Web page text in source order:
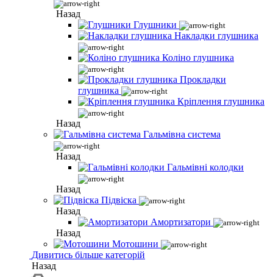
Назад
Глушники
Накладки глушника
Коліно глушника
Прокладки
глушника
Кріплення глушника
Назад
Гальмівна система
Назад
Гальмівні колодки
Назад
Підвіска
Назад
Амортизатори
Назад
Мотошини
Дивитись більше категорій
Назад